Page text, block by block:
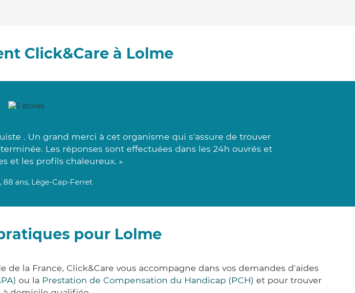
Click&Care à Lolme
. Un grand merci à cet organisme qui s'assure de trouver
Les réponses sont effectuées dans les 24h ouvrés et
et les profils chaleureux. »
, 88 ans, Lège-Cap-Ferret
pour Lolme
la France, Click&Care vous accompagne dans vos demandes d'aides
ou la Prestation de Compensation du Handicap (PCH) et pour trouver